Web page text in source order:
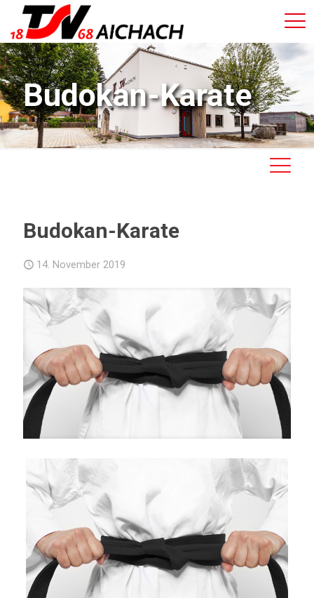
Budokan-Karate
Budokan-Karate
14. November 2019